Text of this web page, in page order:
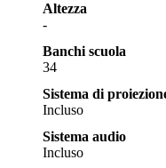
Altezza
-
Banchi scuola
34
Sistema di
Incluso
Sistema audio
Incluso